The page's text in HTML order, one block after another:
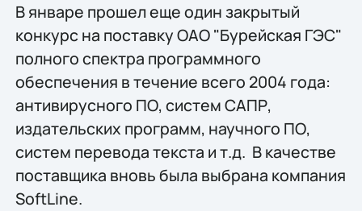
В январе прошел еще один закрытый
конкурс на поставку ОАО "Бурейская ГЭС"
полного спектра программного
обеспечения в течение всего 2004 года:
антивирусного ПО, систем САПР,
издательских программ, научного ПО,
систем перевода текста и т.д. В качестве
поставщика вновь была выбрана компания
SoftLine.